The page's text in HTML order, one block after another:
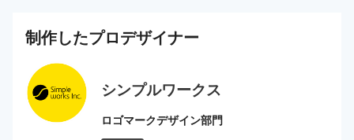
制作したプロデザイナー
シンプルワークス
ロゴマークデザイン部門